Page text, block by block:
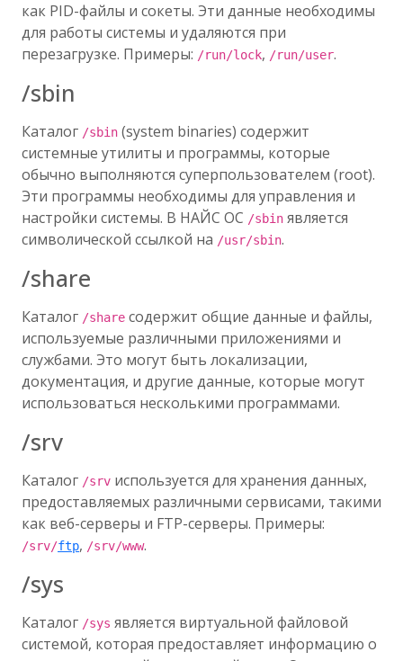
как PID-файлы и сокеты. Эти данные необходимы
для работы системы и удаляются при
перезагрузке. Примеры: /run/lock, /run/user.
/sbin
Каталог /sbin (system binaries) содержит
системные утилиты и программы, которые
обычно выполняются суперпользователем (root).
Эти программы необходимы для управления и
настройки системы. В НАЙС ОС /sbin является
символической ссылкой на /usr/sbin.
/share
Каталог /share содержит общие данные и файлы,
используемые различными приложениями и
службами. Это могут быть локализации,
документация, и другие данные, которые могут
использоваться несколькими программами.
/srv
Каталог /srv используется для хранения данных,
предоставляемых различными сервисами, такими
как веб-серверы и FTP-серверы. Примеры:
/srv/ftp, /srv/www.
/sys
Каталог /sys является виртуальной файловой
системой, которая предоставляет информацию о